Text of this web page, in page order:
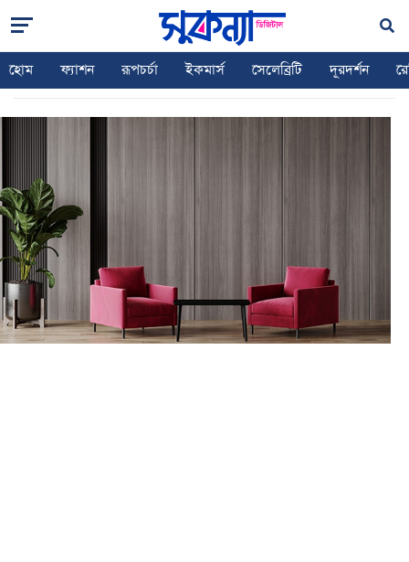
হোম ফ্যাশন রূপচর্চা ইকমার্স সেলেব্রিটি দূরদর্শন
HOME GRIHOSOJJA
ইন্টেরিয়র ডেকরে সেরা ভিনিয়ের্ড
ফার্ণিচার ডিজাইন ট্রেন্ডস